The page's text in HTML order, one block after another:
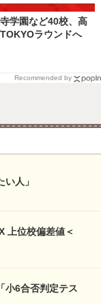
学園など40校、高
ラウンドへ
Recommended by
人」
上位校偏差値＜
小6合否判定テス